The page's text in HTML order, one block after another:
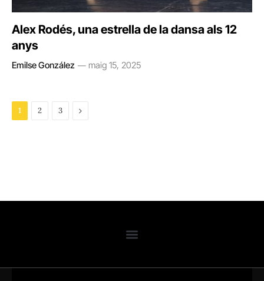
Alex Rodés, una estrella de la dansa als 12
anys
Emilse González maig 15, 2025
1 2 3 Next